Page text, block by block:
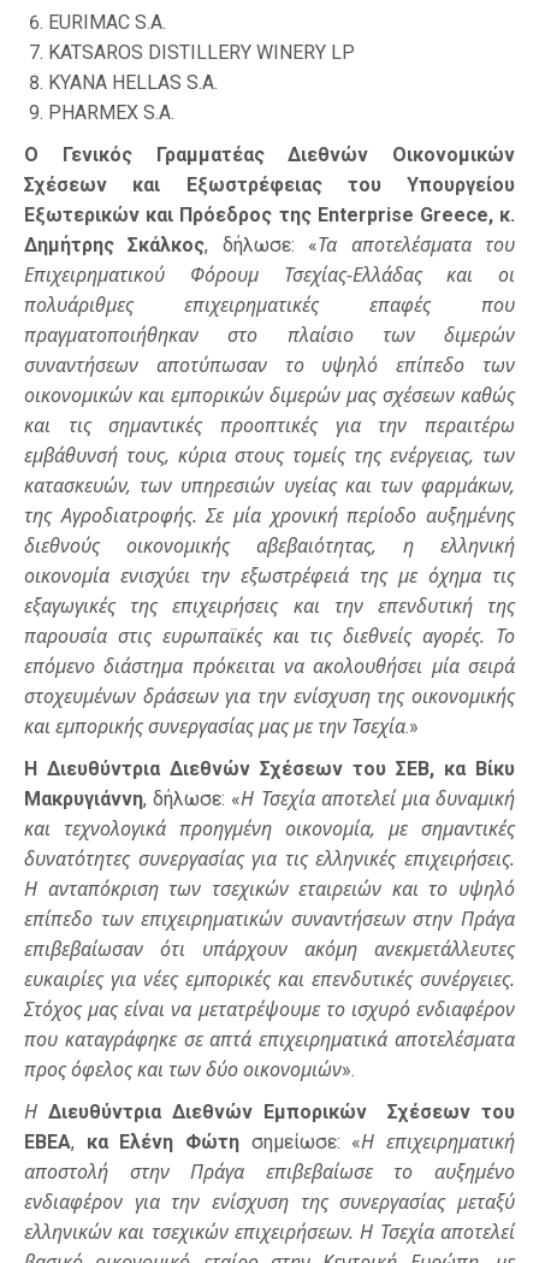
EURIMAC S.A.
KATSAROS DISTILLERY WINERY LP
KYANA HELLAS S.A.
PHARMEX S.A.
Ο Γενικός Γραμματέας Διεθνών Οικονομικών
Σχέσεων και Εξωστρέφειας του Υπουργείου
Εξωτερικών και Πρόεδρος της Enterprise Greece, κ.
Δημήτρης Σκάλκος, δήλωσε: «Τα αποτελέσματα του
Επιχειρηματικού Φόρουμ Τσεχίας-Ελλάδας και οι
πολυάριθμες επιχειρηματικές επαφές που
πραγματοποιήθηκαν στο πλαίσιο των διμερών
συναντήσεων αποτύπωσαν το υψηλό επίπεδο των
οικονομικών και εμπορικών διμερών μας σχέσεων καθώς
και τις σημαντικές προοπτικές για την περαιτέρω
εμβάθυνσή τους, κύρια στους τομείς της ενέργειας, των
κατασκευών, των υπηρεσιών υγείας και των φαρμάκων,
της Αγροδιατροφής. Σε μία χρονική περίοδο αυξημένης
διεθνούς οικονομικής αβεβαιότητας, η ελληνική
οικονομία ενισχύει την εξωστρέφειά της με όχημα τις
εξαγωγικές της επιχειρήσεις και την επενδυτική της
παρουσία στις ευρωπαϊκές και τις διεθνείς αγορές. Το
επόμενο διάστημα πρόκειται να ακολουθήσει μία σειρά
στοχευμένων δράσεων για την ενίσχυση της οικονομικής
και εμπορικής συνεργασίας μας με την Τσεχία.»
Η Διευθύντρια Διεθνών Σχέσεων του ΣΕΒ, κα Βίκυ
Μακρυγιάννη, δήλωσε: «Η Τσεχία αποτελεί μια δυναμική
και τεχνολογικά προηγμένη οικονομία, με σημαντικές
δυνατότητες συνεργασίας για τις ελληνικές επιχειρήσεις.
Η ανταπόκριση των τσεχικών εταιρειών και το υψηλό
επίπεδο των επιχειρηματικών συναντήσεων στην Πράγα
επιβεβαίωσαν ότι υπάρχουν ακόμη ανεκμετάλλευτες
ευκαιρίες για νέες εμπορικές και επενδυτικές συνέργειες.
Στόχος μας είναι να μετατρέψουμε το ισχυρό ενδιαφέρον
που καταγράφηκε σε απτά επιχειρηματικά αποτελέσματα
προς όφελος και των δύο οικονομιών».
Η Διευθύντρια Διεθνών Εμπορικών Σχέσεων του
ΕΒΕΑ, κα Ελένη Φώτη σημείωσε: «Η επιχειρηματική
αποστολή στην Πράγα επιβεβαίωσε το αυξημένο
ενδιαφέρον για την ενίσχυση της συνεργασίας μεταξύ
ελληνικών και τσεχικών επιχειρήσεων. Η Τσεχία αποτελεί